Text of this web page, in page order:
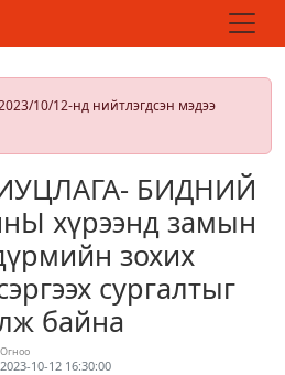
10/12-нд нийтлэгдсэн мэдээ
БИДНИЙ
хүрээнд замын
зохих
сургалтыг
байна
Огноо
2023-10-12 16:30:00